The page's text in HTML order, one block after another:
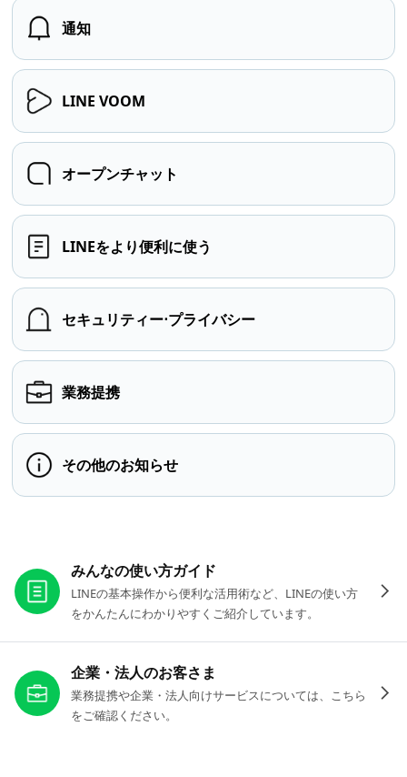
通知
LINE VOOM
オープンチャット
LINEをより便利に使う
セキュリティー⋅プライバシー
業務提携
その他のお知らせ
みんなの使い方ガイド
LINEの基本操作から便利な活用術など、LINEの使い方
をかんたんにわかりやすくご紹介しています。
企業・法人のお客さま
業務提携や企業・法人向けサービスについては、こちら
をご確認ください。